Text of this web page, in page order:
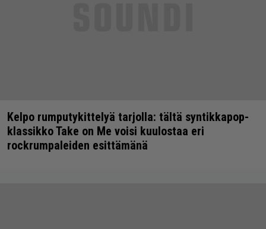
Kelpo rumputykittelyä tarjolla: tältä syntikkapop-
klassikko Take on Me voisi kuulostaa eri
rockrumpaleiden esittämänä